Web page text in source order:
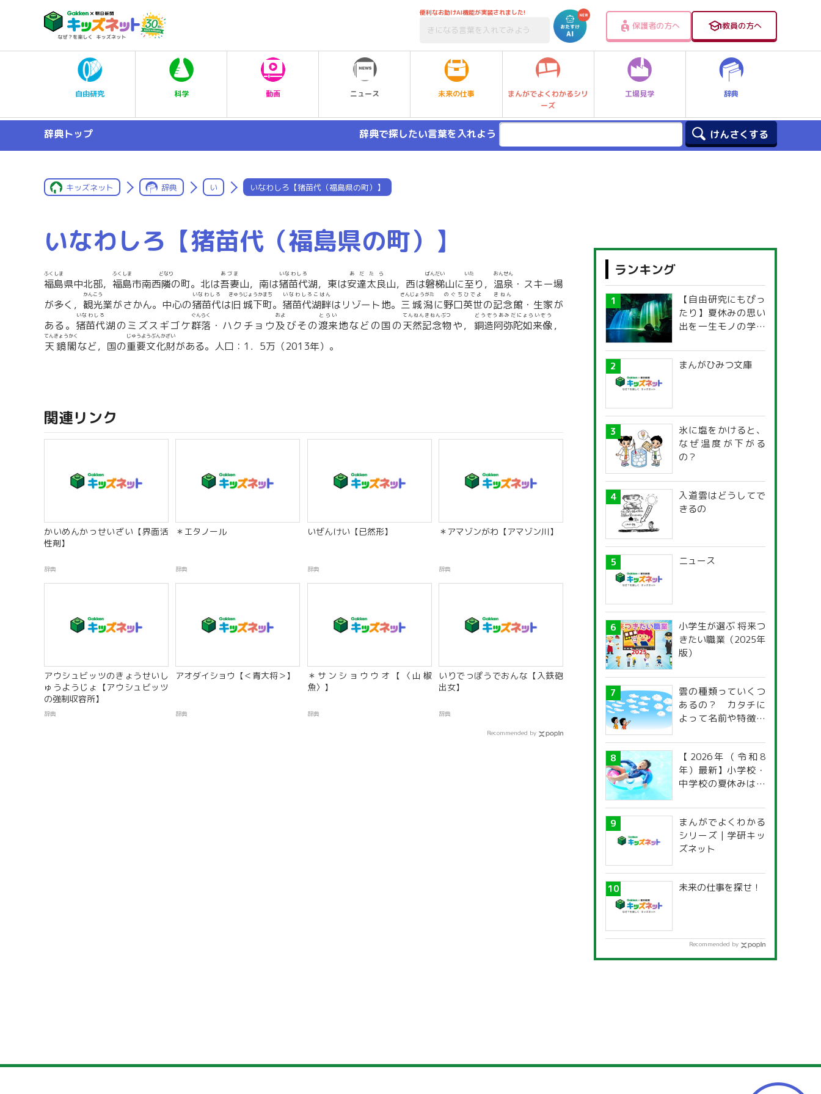
便利なお助けAI機能が実装されました!
保護者の方へ 教員の方へ
自由研究 科学 動画 ニュース 未来の仕事
まんがでよくわかるシリ
ーズ
工場見学 辞典
辞典トップ 辞典で探したい言葉を入れよう
キッズネット 辞典 い いなわしろ【猪苗代（福島県の町）】
いなわしろ【猪苗代（福島県の町）】
福島
ふくしま
県中北部， 福島
ふくしま
市南西隣
どなり
の町。北は吾妻
あづま
山，南は猪苗代
いなわしろ
湖，東は安達太良
あだたら
山，西は磐梯
ばんだい
山に至
いた
り， 温泉
おんせん
・スキー場
が多く， 観光
かんこう
業がさかん。中心の猪苗代
いなわしろ
は旧
きゅう
城下町
じょうかまち
。 猪苗代湖畔
いなわしろこはん
はリゾート地。 三城潟
さんじょうがた
に野口英世
のぐちひでよ
の記念
きねん
館・生家が
ある。 猪苗代
いなわしろ
湖のミズスギゴケ群落
ぐんらく
・ハクチョウ及
およ
びその渡来
とらい
地などの国の天然記念物
てんねんきねんぶつ
や， 銅造阿弥陀如来像
どうぞうあみだにょらいぞう
，
天鏡閣
てんきょうかく
など，国の重要文化財
じゅうようぶんかざい
がある。人口：1．5万（2013年）。
関連リンク
かいめんかっせいざい【界面活
性剤】
辞典
＊エタノール
辞典
いぜんけい【已然形】
辞典
＊アマゾンがわ【アマゾン川】
辞典
アウシュビッツのきょうせいし
ゅうようじょ【アウシュビッツ
の強制収容所】
辞典
アオダイショウ【＜青大将＞】
辞典
＊サンショウウオ【〈山椒
魚〉】
辞典
いりでっぽうでおんな【入鉄砲
出女】
辞典
Recommended by
ランキング
【自由研究にもぴっ
たり】夏休みの思い
出を一生モノの学び
探究ガイド
まんがひみつ文庫
氷に塩をかけると、
なぜ温度が下がる
の？
入道雲はどうしてで
きるの
ニュース
小学生が選ぶ 将来つ
きたい職業（2025年
版）
雲の種類っていくつ
あるの？ カタチに
よって名前や特徴が
【2026年（令和8
年）最新】小学校・
中学校の夏休みはい
道府県別「夏季休暇
一覧」
まんがでよくわかる
シリーズ | 学研キッ
ズネット
未来の仕事を探せ！
Recommended by